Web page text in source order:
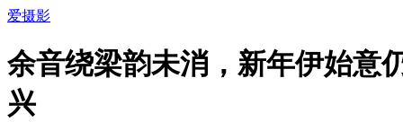
爱摄影
余音绕梁韵未消，新年伊始意
兴